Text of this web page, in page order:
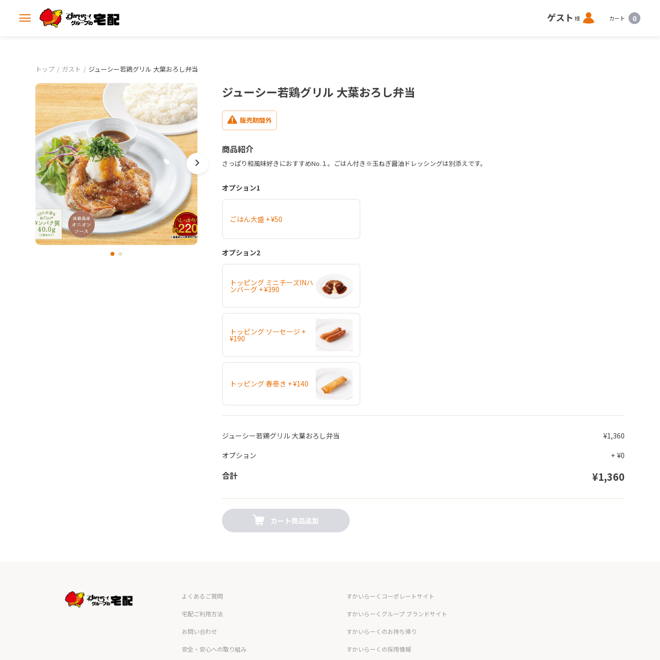
メ
開
ゲスト 様 ロ
グ
カート 0
トップ ガスト ジューシー若鶏グリル 大葉おろし弁当
進
ジューシー若鶏グリル 大葉おろし弁当
販売期間外
商品紹介
さっぱり和風味好きにおすすめNo.１。ごはん付き※玉ねぎ醤油ドレッシングは別添えです。
オプション1
ごはん大盛 + ¥50
オプション2
トッピング ミニチーズINハ
ンバーグ + ¥390
トッピング ソーセージ +
¥190
トッピング 春巻き + ¥140
ジューシー若鶏グリル 大葉おろし弁当
¥1,360
オプション
+ ¥0
合計 ¥1,360
カート商品追加
よくあるご質問
宅配ご利用方法
お問い合わせ
安全・安心への取り組み
すかいらーくコーポレートサイト
すかいらーくグループ ブランドサイト
すかいらーくのお持ち帰り
すかいらーくの採用情報